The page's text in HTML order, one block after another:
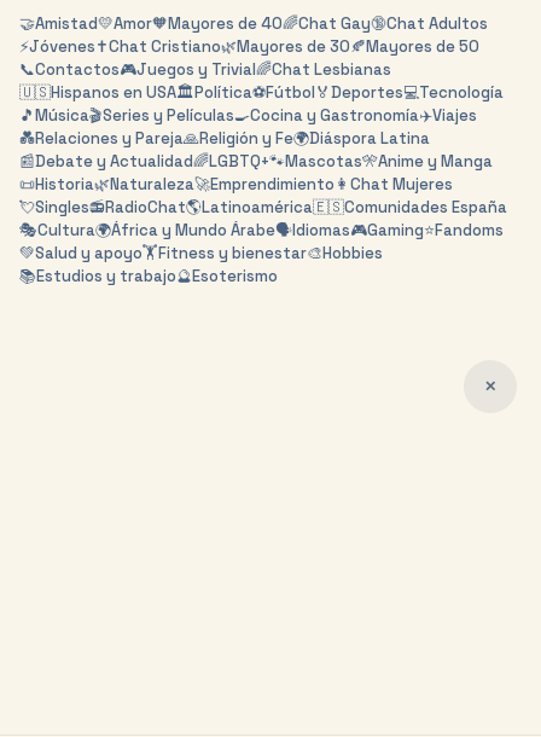
🤝Amistad💛Amor🧡Mayores de 40🌈Chat Gay🔞Chat Adultos
⚡Jóvenes✝️Chat Cristiano🌿Mayores de 30🍂Mayores de 50
📞Contactos🎮Juegos y Trivial🌈Chat Lesbianas
🇺🇸Hispanos en USA🏛️Política⚽Fútbol🏅Deportes💻Tecnología
🎵Música🎬Series y Películas🍳Cocina y Gastronomía✈️Viajes
💑Relaciones y Pareja🙏Religión y Fe🌍Diáspora Latina
📰Debate y Actualidad🌈LGBTQ+🐾Mascotas🎌Anime y Manga
📜Historia🌿Naturaleza🚀Emprendimiento 👩 Chat Mujeres
💘Singles📻RadioChat🌎Latinoamérica🇪🇸Comunidades España
🎭Cultura🌍África y Mundo Árabe🗣️Idiomas🎮Gaming⭐Fandoms
💚Salud y apoyo🏋️Fitness y bienestar🎨Hobbies
📚Estudios y trabajo🔮Esoterismo
✕